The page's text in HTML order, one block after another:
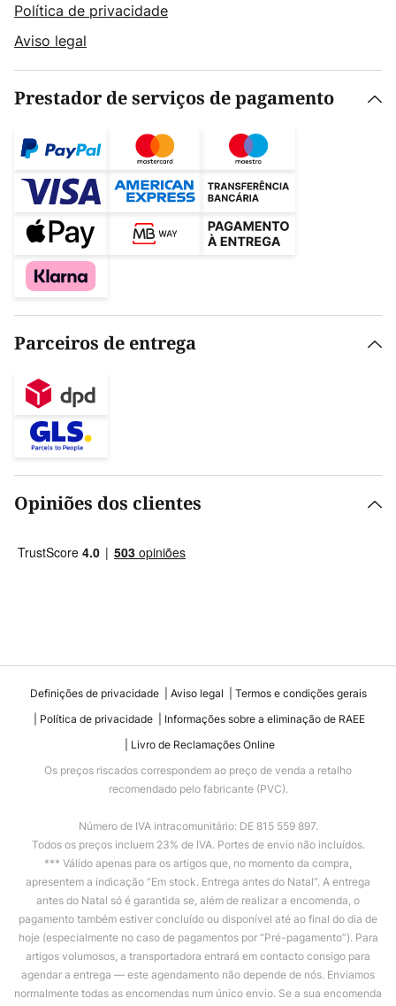
Política de privacidade
Aviso legal
Prestador de serviços de pagamento
Parceiros de entrega
Opiniões dos clientes
Definições de privacidade Aviso legal
Termos e condições gerais
Política de privacidade
Informações sobre a eliminação de RAEE
Livro de Reclamações Online
Os preços riscados correspondem ao preço de venda a retalho
recomendado pelo fabricante (PVC).
Número de IVA intracomunitário: DE 815 559 897.
Todos os preços incluem 23% de IVA. Portes de envio não incluídos.
*** Válido apenas para os artigos que, no momento da compra,
apresentem a indicação “Em stock. Entrega antes do Natal”. A entrega
antes do Natal só é garantida se, além de realizar a encomenda, o
pagamento também estiver concluído ou disponível até ao final do dia de
hoje (especialmente no caso de pagamentos por “Pré-pagamento”). Para
artigos volumosos, a transportadora entrará em contacto consigo para
agendar a entrega — este agendamento não depende de nós. Enviamos
normalmente todas as encomendas num único envio. Se a sua encomenda